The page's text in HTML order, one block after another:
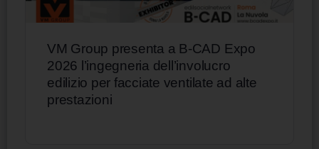
VM Group presenta a B-CAD Expo
2026 l’ingegneria dell’involucro
edilizio per facciate ventilate ad alte
prestazioni